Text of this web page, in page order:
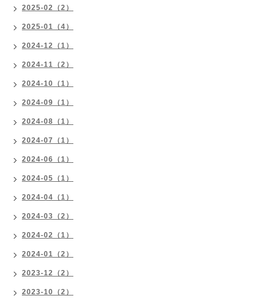
2025-02（2）
2025-01（4）
2024-12（1）
2024-11（2）
2024-10（1）
2024-09（1）
2024-08（1）
2024-07（1）
2024-06（1）
2024-05（1）
2024-04（1）
2024-03（2）
2024-02（1）
2024-01（2）
2023-12（2）
2023-10（2）